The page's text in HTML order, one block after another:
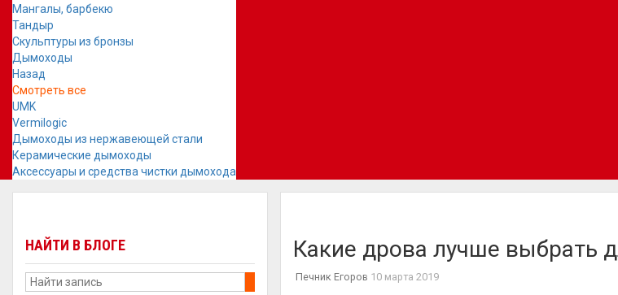
Мангалы, барбекю
Тандыр
Скульптуры из бронзы
Дымоходы
Назад
Смотреть все
UMK
Vermilogic
Дымоходы из нержавеющей стали
Керамические дымоходы
Аксессуары и средства чистки дымохода
НАЙТИ В БЛОГЕ Какие дрова лучше выбрать
Печник Егоров 10 марта 2019